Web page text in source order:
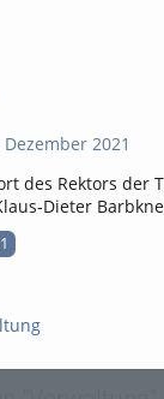
2021
des Rektors der
Dieter